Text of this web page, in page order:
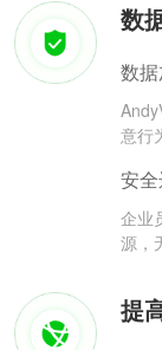
数
数
意行
安
企业
源，
提